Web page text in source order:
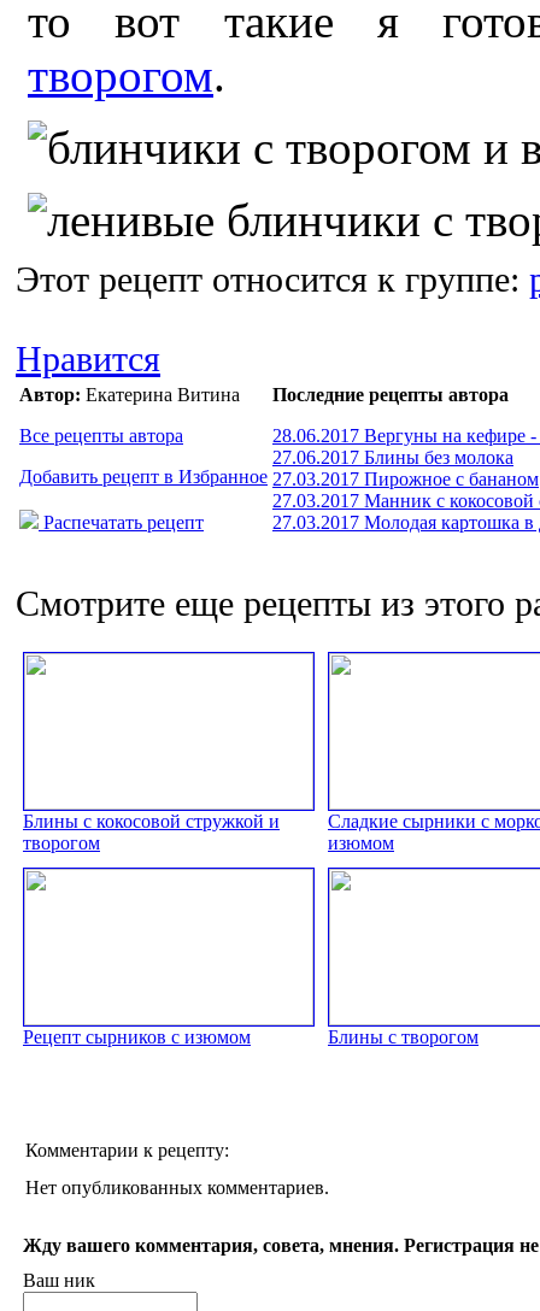
то вот такие я
творогом.
Этот рецепт относится к группе:
Нравится
Автор: Екатерина Витина
Все рецепты автора
Добавить рецепт в Избранное
Распечатать рецепт
Последние рецепты автора
28.06.2017 Вергуны на кефире
27.06.2017 Блины без молока
27.03.2017 Пирожное с бананом
27.03.2017 Манник с кокосовой
27.03.2017 Молодая картошка в
Смотрите еще рецепты из этого
Блины с кокосовой стружкой и
творогом
Сладкие сырники с
изюмом
Рецепт сырников с изюмом Блины с творогом
Комментарии к рецепту:
Нет опубликованных комментариев.
Жду вашего комментария, совета, мнения. Регистрация не
Ваш ник